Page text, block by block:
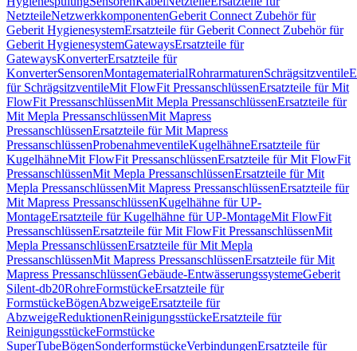
NetzteileNetzwerkkomponentenGeberit Connect Zubehör für
Geberit HygienesystemErsatzteile für Geberit Connect Zubehör für
Geberit HygienesystemGatewaysErsatzteile für
GatewaysKonverterErsatzteile für
KonverterSensorenMontagematerialRohrarmaturenSchrägsitzventile
für SchrägsitzventileMit FlowFit PressanschlüssenErsatzteile für Mit
FlowFit PressanschlüssenMit Mepla PressanschlüssenErsatzteile für
Mit Mepla PressanschlüssenMit Mapress
PressanschlüssenErsatzteile für Mit Mapress
PressanschlüssenProbenahmeventileKugelhähneErsatzteile für
KugelhähneMit FlowFit PressanschlüssenErsatzteile für Mit FlowFit
PressanschlüssenMit Mepla PressanschlüssenErsatzteile für Mit
Mepla PressanschlüssenMit Mapress PressanschlüssenErsatzteile für
Mit Mapress PressanschlüssenKugelhähne für UP-
MontageErsatzteile für Kugelhähne für UP-MontageMit FlowFit
PressanschlüssenErsatzteile für Mit FlowFit PressanschlüssenMit
Mepla PressanschlüssenErsatzteile für Mit Mepla
PressanschlüssenMit Mapress PressanschlüssenErsatzteile für Mit
Mapress PressanschlüssenGebäude-EntwässerungssystemeGeberit
Silent-db20RohreFormstückeErsatzteile für
FormstückeBögenAbzweigeErsatzteile für
AbzweigeReduktionenReinigungsstückeErsatzteile für
ReinigungsstückeFormstücke
SuperTubeBögenSonderformstückeVerbindungenErsatzteile für